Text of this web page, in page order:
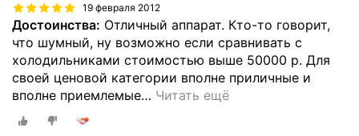
19 февраля 2012
Достоинства: Отличный аппарат. Кто-то говорит,
что шумный, ну возможно если сравнивать с
холодильниками стоимостью выше 50000 р. Для
своей ценовой категории вполне приличные и
вполне приемлемые… Читать ещё